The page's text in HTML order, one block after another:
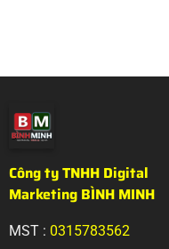
Công ty TNHH Digital
Marketing BÌNH MINH
MST : 0315783562